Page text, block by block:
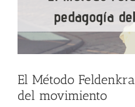
El Método
del movimiento